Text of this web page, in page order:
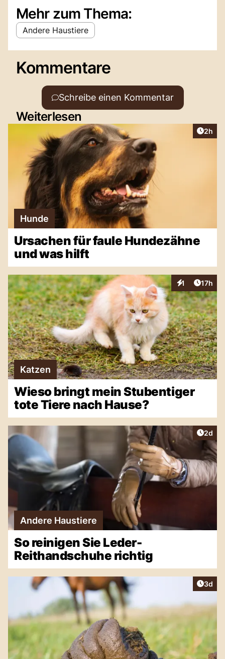
Mehr zum Thema:
Andere Haustiere
Kommentare
Schreibe einen Kommentar
Weiterlesen
2h
Hunde
Ursachen für faule Hundezähne
und was hilft
1
Interaktionen
Artikel
17h
Katzen
Wieso bringt mein Stubentiger
tote Tiere nach Hause?
2d
Andere Haustiere
So reinigen Sie Leder-
Reithandschuhe richtig
3d